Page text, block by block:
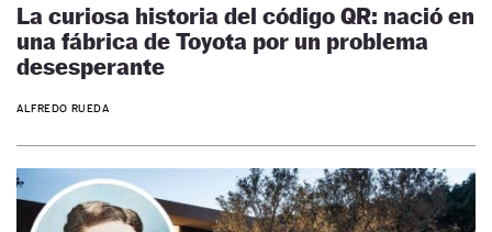
La curiosa historia del código QR: nació en
una fábrica de Toyota por un problema
desesperante
ALFREDO RUEDA